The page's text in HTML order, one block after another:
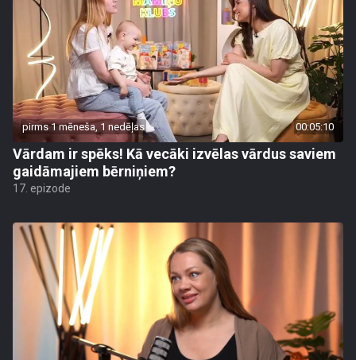
pirms 1 mēneša, 1 nedēļas 00:05:10
Vārdam ir spēks! Kā vecāki izvēlas vārdus saviem
gaidāmajiem bērniņiem?
17. epizode